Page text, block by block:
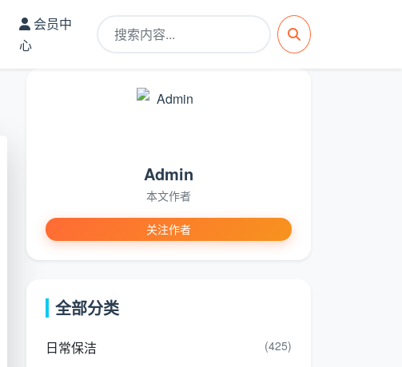
会员中
心
Admin
本文作者
关注作者
全部分类
日常保洁 (425)